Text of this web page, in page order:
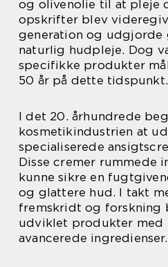
og olivenolie til at pleje
opskrifter blev
generation og udgjorde
naturlig hudpleje. Dog
specifikke produkter
50 år på dette tidspunkt.
I det 20. århundrede
kosmetikindustrien at
specialiserede
Disse cremer rummede
kunne sikre en
og glattere hud. I takt
fremskridt og forskning
udviklet produkter med
avancerede ingredienser.